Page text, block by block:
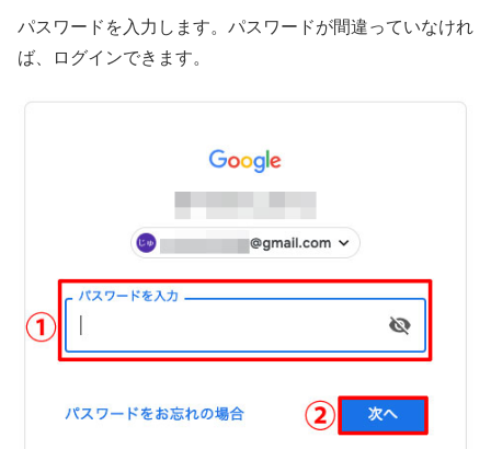
パスワードを入力します。パスワードが間違っていなけれ
ば、ログインできます。